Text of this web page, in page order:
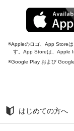
Appleのロゴ、App Store
す。App Storeは、Apple
Google Play および
はじめての方へ